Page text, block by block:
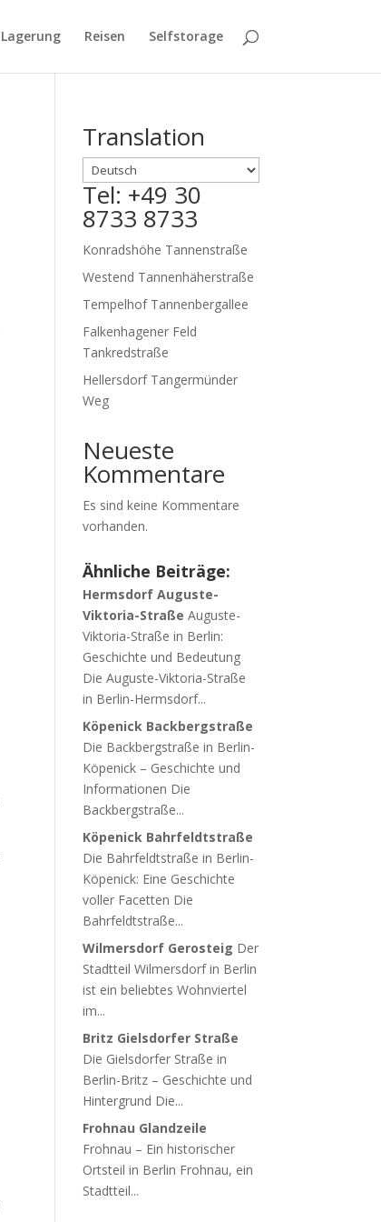
Lagerung Reisen Selfstorage
Translation
Tel: +49 30
8733 8733
Konradshöhe Tannenstraße
Westend Tannenhäherstraße
Tempelhof Tannenbergallee
Falkenhagener Feld
Tankredstraße
Hellersdorf Tangermünder
Weg
Neueste
Kommentare
Es sind keine Kommentare
vorhanden.
Ähnliche Beiträge:
Hermsdorf Auguste-
Viktoria-Straße Auguste-
Viktoria-Straße in Berlin:
Geschichte und Bedeutung
Die Auguste-Viktoria-Straße
in Berlin-Hermsdorf...
Köpenick Backbergstraße
Die Backbergstraße in Berlin-
Köpenick – Geschichte und
Informationen Die
Backbergstraße...
Köpenick Bahrfeldtstraße
Die Bahrfeldtstraße in Berlin-
Köpenick: Eine Geschichte
voller Facetten Die
Bahrfeldtstraße...
Wilmersdorf Gerosteig Der
Stadtteil Wilmersdorf in Berlin
ist ein beliebtes Wohnviertel
im...
Britz Gielsdorfer Straße
Die Gielsdorfer Straße in
Berlin-Britz – Geschichte und
Hintergrund Die...
Frohnau Glandzeile
Frohnau – Ein historischer
Ortsteil in Berlin Frohnau, ein
Stadtteil...